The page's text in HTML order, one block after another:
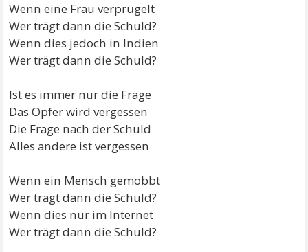
Wenn eine Frau verprügelt
Wer trägt dann die Schuld?
Wenn dies jedoch in Indien
Wer trägt dann die Schuld?
Ist es immer nur die Frage
Das Opfer wird vergessen
Die Frage nach der Schuld
Alles andere ist vergessen
Wenn ein Mensch gemobbt
Wer trägt dann die Schuld?
Wenn dies nur im Internet
Wer trägt dann die Schuld?